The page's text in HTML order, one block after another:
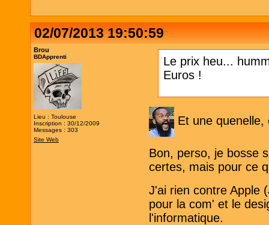
02/07/2013 19:50:59
Brou
BDApprenti
Lieu : Toulouse
Inscription : 30/12/2009
Messages : 303
Site Web
Le prix heu...
Euros !
Et une quenelle,
Bon, perso, je bosse
certes, mais pour ce
J'ai rien contre Apple
pour la com' et le
l'informatique.